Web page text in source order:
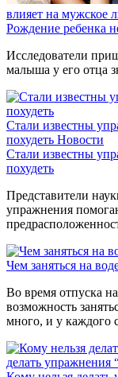
влияет на мужское
Рождение ребенка
Исследователи
малыша у его отца
Стали известны
похудеть Новости
Стали известны
похудеть
Представители
упражнения
Чем заняться на
Во время отпуска
возможность
много, и у каждого
делать упражнения